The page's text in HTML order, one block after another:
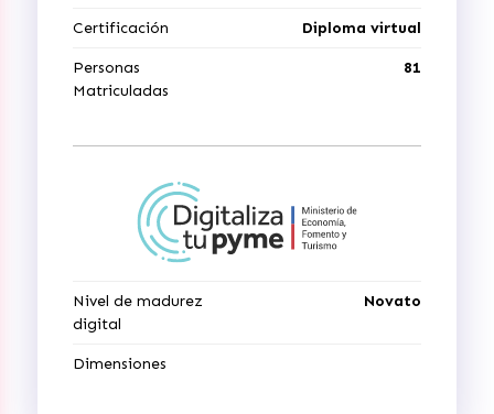
Certificación Diploma virtual
Personas
Matriculadas
81
Nivel de madurez
digital
Novato
Dimensiones